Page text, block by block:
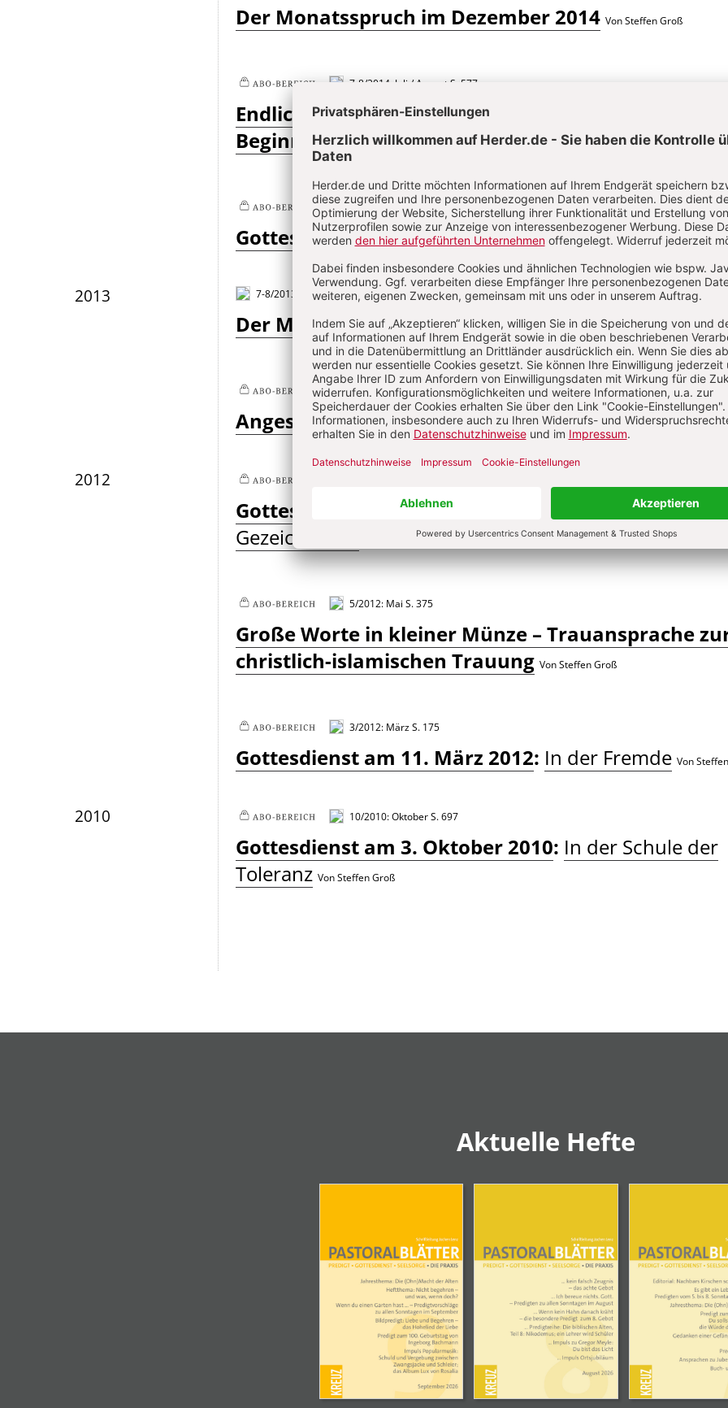
Der Monatsspruch im Dezember 2014 Von Steffen Groß
7-8/2014: Juli / August S. 577
Endlich geht es los! – Gottesdienst anlässlich des
Beginns der Fußball-WM in Brasilien
Von Steffen Groß
3/2014: März S. 196
Gottesdienst am 23. März 2014:Wüstenzeit Von Steffen Groß
2013 7-8/2013: Juli / August S. 514
Der Monatsspruch im Juli 2013 Von Steffen Groß
3/2013: März S. 216
Angesehen – Passionsandacht zu Petrus Von Steffen Groß
2012
Gottesdienst am 2. September 2012
Fragen an
Gezeichneten
Von Steffen Groß
5/2012: Mai S. 375
Große Worte in kleiner Münze – Trauansprache
christlich-islamischen Trauung Von Steffen Groß
3/2012: März S. 175
Gottesdienst am 11. März 2012: In der Fremde Von
2010 10/2010: Oktober S. 697
Gottesdienst am 3. Oktober 2010: In der Schule der
Toleranz Von Steffen Groß
Aktuelle Hefte